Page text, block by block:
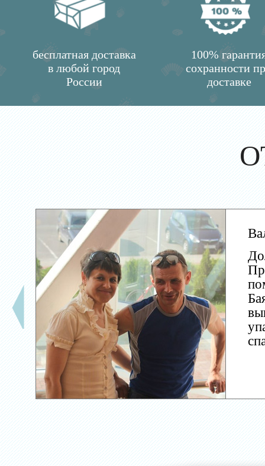
бесплатная доставка
в любой город
России
100%
сохранности
доставке